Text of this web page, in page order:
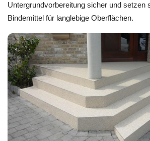
Untergrundvorbereitung sicher und setzen
Bindemittel für langlebige Oberflächen.